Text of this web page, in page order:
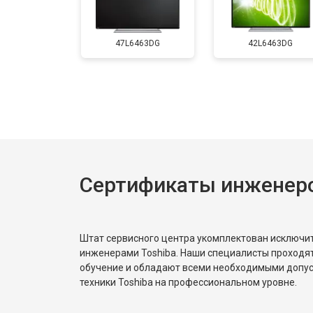
Замена матрицы
47L6463DG 42L6463DG
Сертификаты
Штат сервисного центра укомплектован
инженерами Toshiba. Наши специалисты
обучение и обладают всеми необходимыми
техники Toshiba на профессиональном уровне.